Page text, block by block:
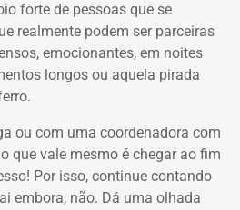
forte de pessoas que se
realmente podem ser parceiras
emocionantes, em noites
longos ou aquela pirada
ou com uma coordenadora com
que vale mesmo é chegar ao fim
Por isso, continue contando
embora, não. Dá uma olhada